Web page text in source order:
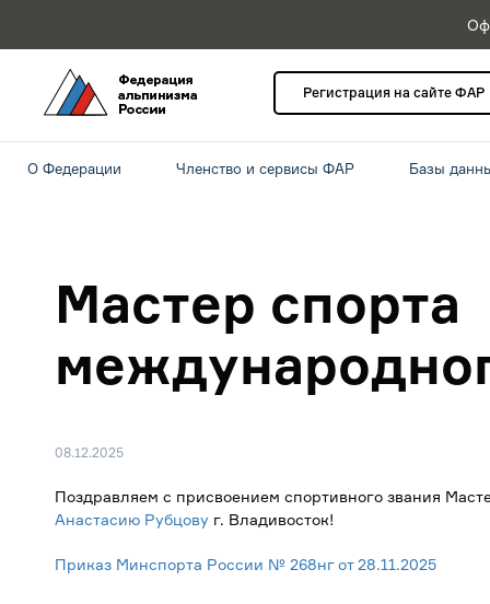
Регистрация на сайте ФАР
О Федерации Членство и сервисы ФАР Базы
Мастер спорта
08.12.2025
Поздравляем с присвоением спортивного звания
Анастасию Рубцову г. Владивосток!
Приказ Минспорта России № 268нг от 28.11.2025